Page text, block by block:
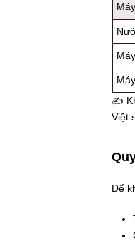
✍
Việt
Để